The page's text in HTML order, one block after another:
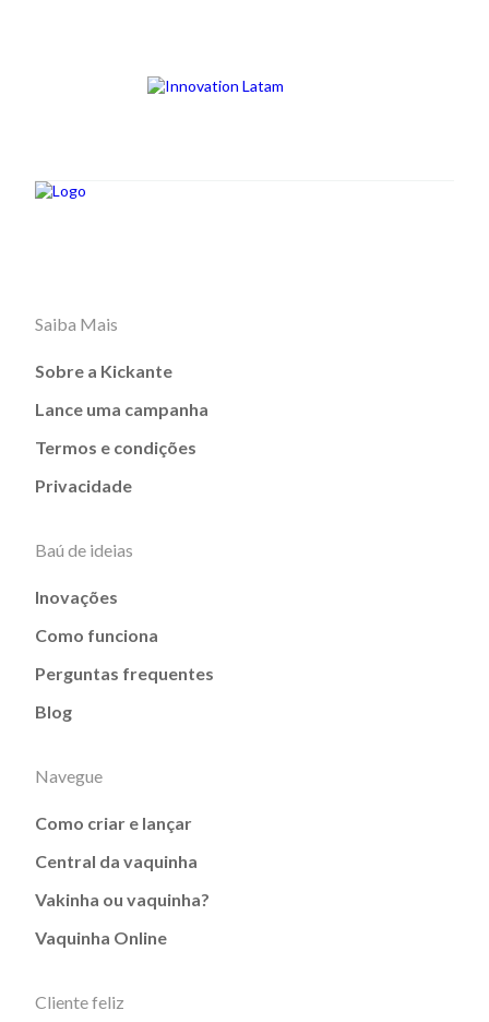
Saiba Mais
Sobre a Kickante
Lance uma campanha
Termos e condições
Privacidade
Baú de ideias
Inovações
Como funciona
Perguntas frequentes
Blog
Navegue
Como criar e lançar
Central da vaquinha
Vakinha ou vaquinha?
Vaquinha Online
Cliente feliz